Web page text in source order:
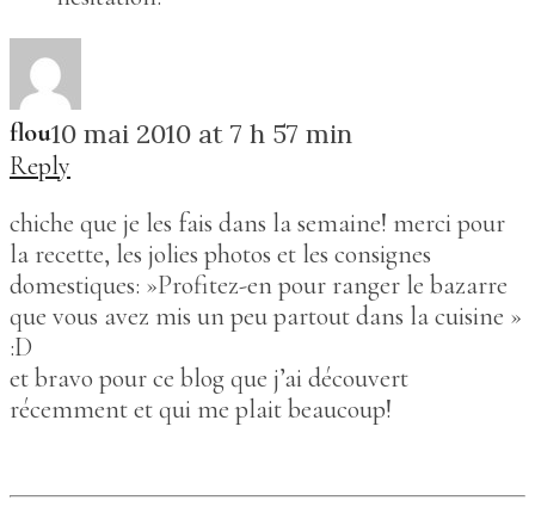
flou10 mai 2010 at 7 h 57 min
Reply
chiche que je les fais dans la semaine! merci pour
la recette, les jolies photos et les consignes
domestiques: »Profitez-en pour ranger le bazarre
que vous avez mis un peu partout dans la cuisine »
:D
et bravo pour ce blog que j’ai découvert
récemment et qui me plait beaucoup!